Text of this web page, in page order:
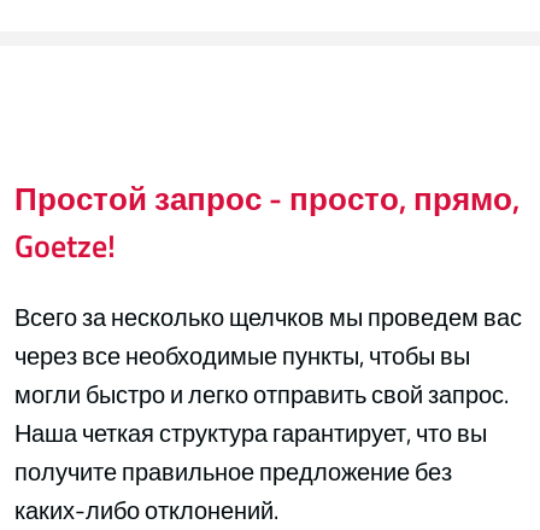
Простой запрос - просто, прямо,
Goetze!
Всего за несколько щелчков мы проведем вас
через все необходимые пункты, чтобы вы
могли быстро и легко отправить свой запрос.
Наша четкая структура гарантирует, что вы
получите правильное предложение без
каких-либо отклонений.